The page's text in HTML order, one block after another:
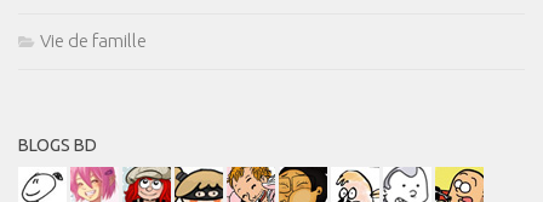
Vie de famille
BLOGS BD